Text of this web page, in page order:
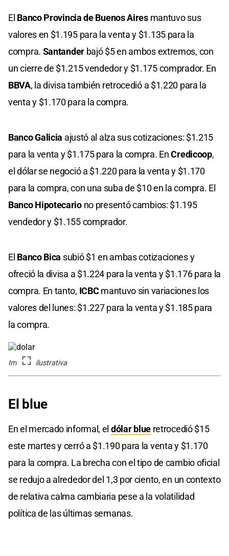
El Banco Provincia de Buenos Airesmantuvo sus
valores en $1.195 para la venta y $1.135 para la
compra. Santanderbajó $5 en ambos extremos, con
un cierre de $1.215 vendedor y $1.175 comprador. En
BBVA, la divisa también retrocedió a $1.220 para la
venta y $1.170 para la compra.
Banco Galicia ajustó al alza sus cotizaciones: $1.215
para la venta y $1.175 para la compra. EnCredicoop,
el dólar se negoció a $1.220 para la venta y $1.170
para la compra, con una suba de $10 en la compra. El
Banco Hipotecariono presentó cambios: $1.195
vendedor y $1.155 comprador.
El Banco Bica subió $1 en ambas cotizaciones y
ofreció la divisa a $1.224 para la venta y $1.176 para la
compra. En tanto, ICBCmantuvo sin variaciones los
valores del lunes: $1.227 para la venta y $1.185 para
la compra.
Imagen ilustrativa
El blue
En el mercado informal, el dólar blueretrocedió $15
este martes y cerró a $1.190 para la venta y $1.170
para la compra. La brecha con el tipo de cambio oficial
se redujo a alrededor del 1,3 por ciento, en un contexto
de relativa calma cambiaria pese a la volatilidad
política de las últimas semanas.